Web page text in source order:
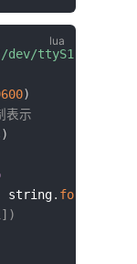
dev/ttyS1"
)
表示
)
string. format